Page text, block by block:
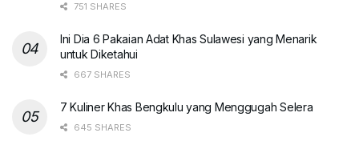
751 SHARES
Ini Dia 6 Pakaian Adat Khas Sulawesi yang Menarik
untuk Diketahui
667 SHARES
7 Kuliner Khas Bengkulu yang Menggugah Selera
645 SHARES